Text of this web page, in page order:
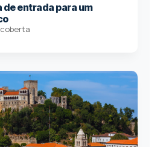
de entrada para um